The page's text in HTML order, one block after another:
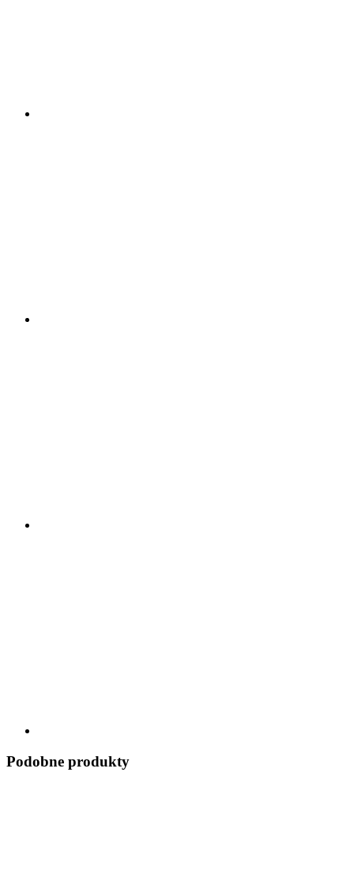
Podobne produkty